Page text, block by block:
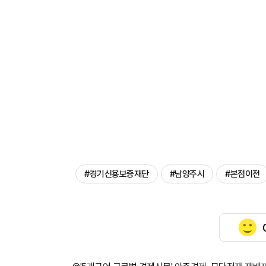
#경기신용보증재단 #남양주시 #본점이전